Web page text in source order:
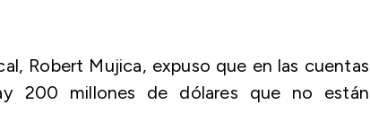
Robert Mujica, expuso que en las cuentas
200 millones de dólares que no están